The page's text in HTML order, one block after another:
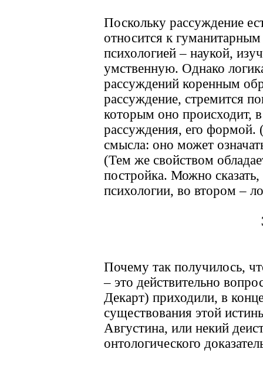
Поскольку рассуждение
относится к
психологией – наукой,
умственную. Однако
рассуждений коренным
рассуждение, стремится
которым оно происходит,
рассуждения, его формой.
смысла: оно может
(Тем же свойством
постройка. Можно
психологии, во втором –
Почему так получилось,
– это действительно
Декарт) приходили, в
существования этой
Августина, или некий
онтологического